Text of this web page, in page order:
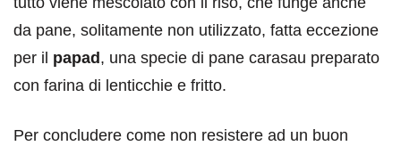
da pane, solitamente non utilizzato, fatta eccezione
per il papad , una specie di pane carasau preparato
con farina di lenticchie e fritto.
Per concludere come non resistere ad un buon